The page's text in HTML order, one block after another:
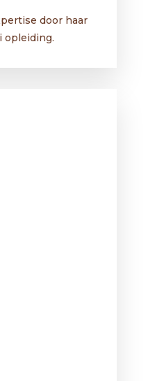
door haar
opleiding.